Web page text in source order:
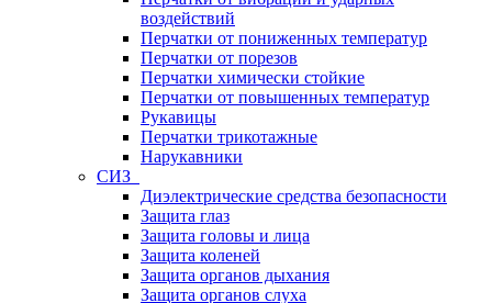
воздействий
Перчатки от пониженных температур
Перчатки от порезов
Перчатки химически стойкие
Перчатки от повышенных температур
Рукавицы
Перчатки трикотажные
Нарукавники
СИЗ
Диэлектрические средства безопасности
Защита глаз
Защита головы и лица
Защита коленей
Защита органов дыхания
Защита органов слуха